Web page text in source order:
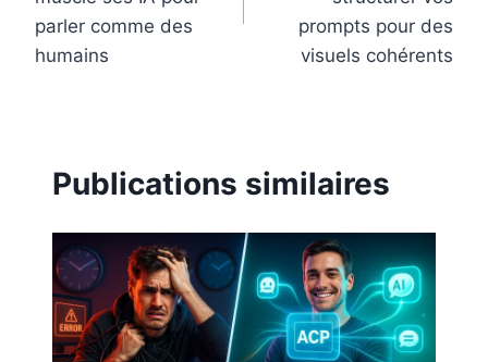
parler comme des
humains
prompts pour des
visuels cohérents
Publications similaires